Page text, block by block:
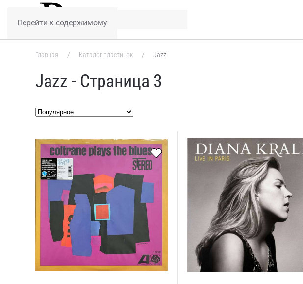
Перейти к содержимому
Главная Каталог пластинок Jazz
Jazz - Страница 3